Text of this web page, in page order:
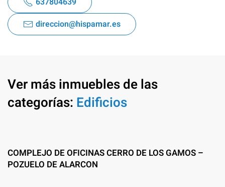
direccion@hispamar.es
Ver más inmuebles de las
categorías: Edificios
COMPLEJO DE OFICINAS CERRO DE LOS GAMOS –
POZUELO DE ALARCON